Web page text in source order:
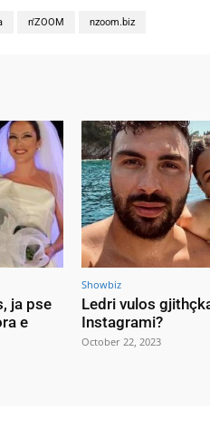
n'ZOOM nzoom.biz
ja pse
e
Showbiz
Ledri vulos
Instagrami?
October 22, 2023